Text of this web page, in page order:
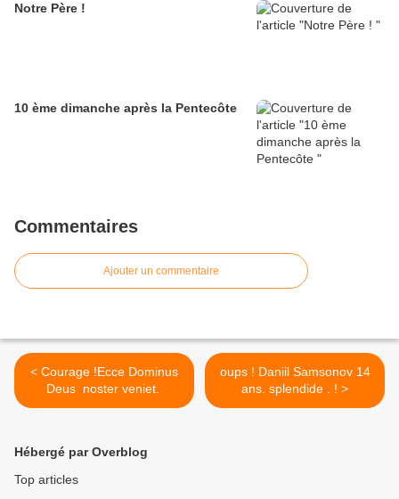
Notre Père !
10 ème dimanche après la Pentecôte
Commentaires
Ajouter un commentaire
< Courage !Ecce Dominus
Deus noster veniet.
oups ! Daniil Samsonov 14
ans. splendide . ! >
Hébergé par Overblog
Top articles